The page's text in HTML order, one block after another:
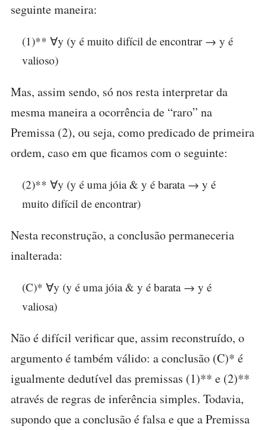
seguinte maneira:
(1)** ∀y (y é muito difícil de encontrar → y é
valioso)
Mas, assim sendo, só nos resta interpretar da
mesma maneira a ocorrência de “raro” na
Premissa (2), ou seja, como predicado de primeira
ordem, caso em que ficamos com o seguinte:
(2)** ∀y (y é uma jóia & y é barata → y é
muito difícil de encontrar)
Nesta reconstrução, a conclusão permaneceria
inalterada:
(C)* ∀y (y é uma jóia & y é barata → y é
valiosa)
Não é difícil verificar que, assim reconstruído, o
argumento é também válido: a conclusão (C)* é
igualmente dedutível das premissas (1)** e (2)**
através de regras de inferência simples. Todavia,
supondo que a conclusão é falsa e que a Premissa